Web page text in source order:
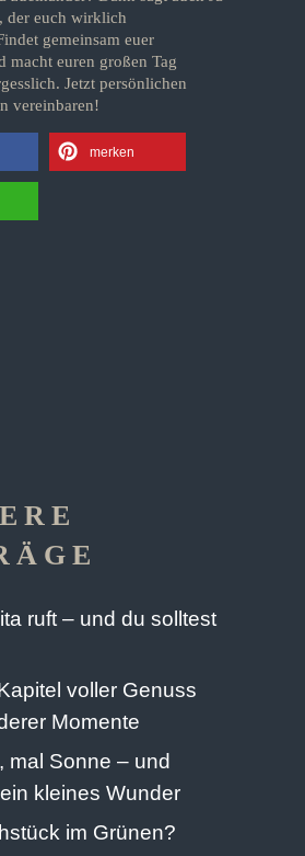
der euch wirklich
gemeinsam euer
macht euren großen Tag
Jetzt persönlichen
vereinbaren!
merken
ruft – und du solltest
voller Genuss
Momente
mal Sonne – und
kleines Wunder
im Grünen?